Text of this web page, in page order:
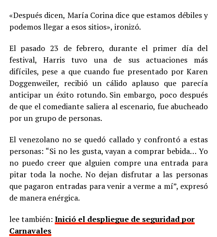
«Después dicen, María Corina dice que estamos débiles y
podemos llegar a esos sitios», ironizó.
El pasado 23 de febrero, durante el primer día del
festival, Harris tuvo una de sus actuaciones más
difíciles, pese a que cuando fue presentado por Karen
Doggenweiler, recibió un cálido aplauso que parecía
anticipar un éxito rotundo. Sin embargo, poco después
de que el comediante saliera al escenario, fue abucheado
por un grupo de personas.
El venezolano no se quedó callado y confrontó a estas
personas: “Si no les gusta, vayan a comprar bebida… Yo
no puedo creer que alguien compre una entrada para
pitar toda la noche. No dejan disfrutar a las personas
que pagaron entradas para venir a verme a mí”, expresó
de manera enérgica.
lee también: Inició el despliegue de seguridad por
Carnavales